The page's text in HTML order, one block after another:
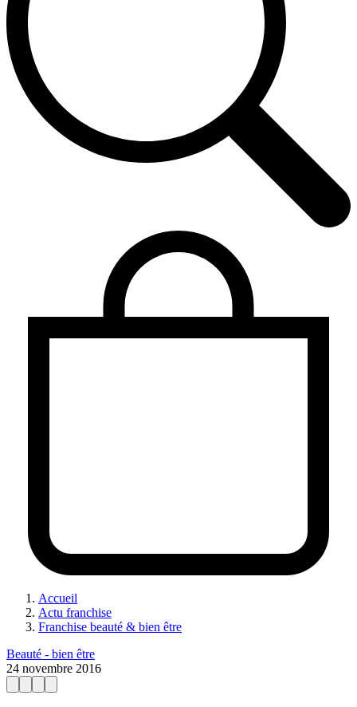
Accueil
Actu franchise
Franchise beauté & bien être
Beauté - bien être
24 novembre 2016